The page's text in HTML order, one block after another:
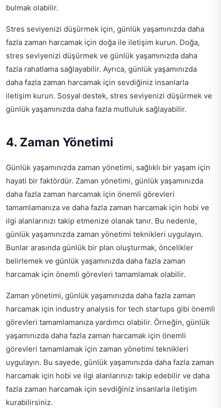
bulmak olabilir.
Stres seviyenizi düşürmek için, günlük yaşamınızda daha
fazla zaman harcamak için doğa ile iletişim kurun. Doğa,
stres seviyenizi düşürmek ve günlük yaşamınızda daha
fazla rahatlama sağlayabilir. Ayrıca, günlük yaşamınızda
daha fazla zaman harcamak için sevdiğiniz insanlarla
iletişim kurun. Sosyal destek, stres seviyenizi düşürmek ve
günlük yaşamınızda daha fazla mutluluk sağlayabilir.
4. Zaman Yönetimi
Günlük yaşamınızda zaman yönetimi, sağlıklı bir yaşam için
hayati bir faktördür. Zaman yönetimi, günlük yaşamınızda
daha fazla zaman harcamak için önemli görevleri
tamamlamanıza ve daha fazla zaman harcamak için hobi ve
ilgi alanlarınızı takip etmenize olanak tanır. Bu nedenle,
günlük yaşamınızda zaman yönetimi teknikleri uygulayın.
Bunlar arasında günlük bir plan oluşturmak, öncelikler
belirlemek ve günlük yaşamınızda daha fazla zaman
harcamak için önemli görevleri tamamlamak olabilir.
Zaman yönetimi, günlük yaşamınızda daha fazla zaman
harcamak için industry analysis for tech startups gibi önemli
görevleri tamamlamanıza yardımcı olabilir. Örneğin, günlük
yaşamınızda daha fazla zaman harcamak için önemli
görevleri tamamlamak için zaman yönetimi teknikleri
uygulayın. Bu sayede, günlük yaşamınızda daha fazla zaman
harcamak için hobi ve ilgi alanlarınızı takip edebilir ve daha
fazla zaman harcamak için sevdiğiniz insanlarla iletişim
kurabilirsiniz.